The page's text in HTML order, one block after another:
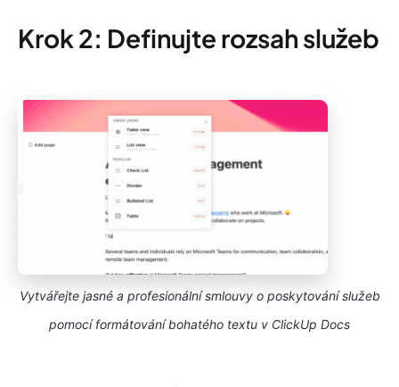
Krok 2: Definujte rozsah služeb
Vytvářejte jasné a profesionální smlouvy o poskytování služeb
pomocí formátování bohatého textu v ClickUp Docs